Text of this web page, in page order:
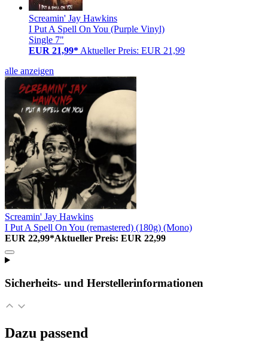
Screamin' Jay Hawkins
I Put A Spell On You (Purple Vinyl)
Single 7"
EUR 21,99*Aktueller Preis: EUR 21,99
alle anzeigen
Screamin' Jay Hawkins
I Put A Spell On You (remastered) (180g) (Mono)
EUR 22,99*Aktueller Preis: EUR 22,99
Sicherheits- und Herstellerinformationen
Dazu passend